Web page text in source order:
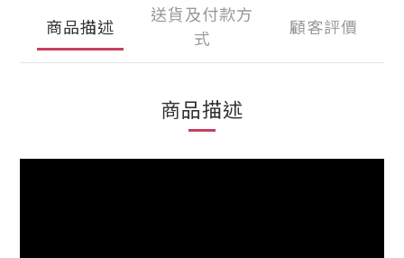
商品描述
送貨及付款方
式
顧客評價
商品描述